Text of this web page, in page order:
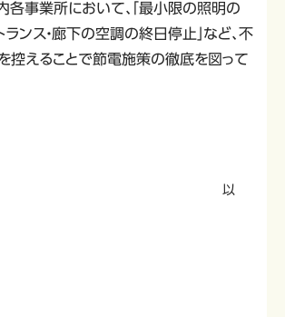
各事業所において、「最小限の照明の
ランス・廊下の空調の終日停止」など、不
控えることで節電施策の徹底を図って